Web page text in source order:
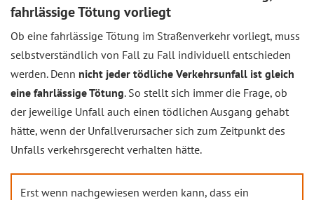
fahrlässige Tötung vorliegt
Ob eine fahrlässige Tötung im Straßenverkehr vorliegt, muss
selbstverständlich von Fall zu Fall individuell entschieden
werden. Denn nicht jeder tödliche Verkehrsunfall ist gleich
eine fahrlässige Tötung. So stellt sich immer die Frage, ob
der jeweilige Unfall auch einen tödlichen Ausgang gehabt
hätte, wenn der Unfallverursacher sich zum Zeitpunkt des
Unfalls verkehrsgerecht verhalten hätte.
Erst wenn nachgewiesen werden kann, dass ein